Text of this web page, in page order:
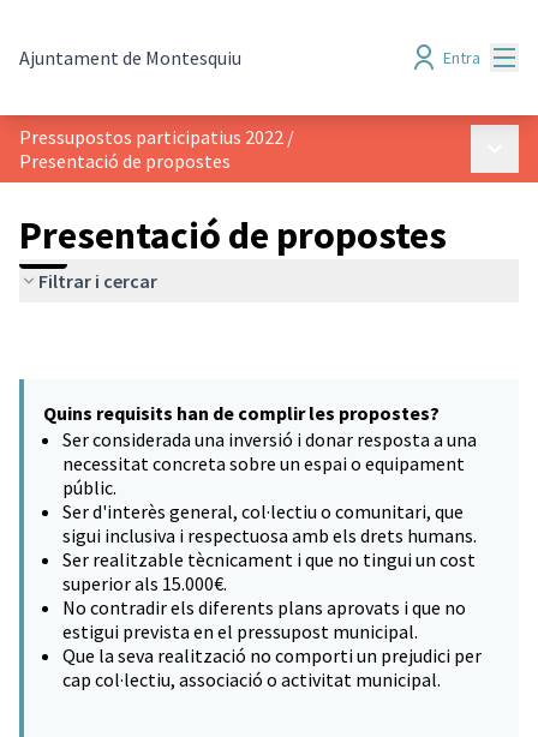
Ajuntament de Montesquiu Entra
Pressupostos participatius 2022 /
Presentació de propostes
Presentació de propostes
Filtrar i cercar
Quins requisits han de complir les propostes?
Ser considerada una inversió i donar resposta a una
necessitat concreta sobre un espai o equipament
públic.
Ser d'interès general, col·lectiu o comunitari, que
sigui inclusiva i respectuosa amb els drets humans.
Ser realitzable tècnicament i que no tingui un cost
superior als 15.000€.
No contradir els diferents plans aprovats i que no
estigui prevista en el pressupost municipal.
Que la seva realització no comporti un prejudici per
cap col·lectiu, associació o activitat municipal.